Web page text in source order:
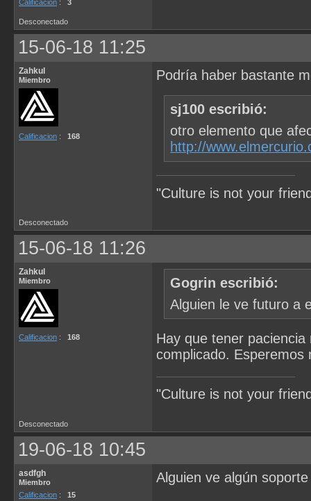
Calificacion : 3
Desconectado
15-06-18 11:25
Zahkul
Miembro
Calificacion : 168
Podría haber bastante
sj100 escribió:
otro elemento que
http://
"Culture is not your
Desconectado
15-06-18 11:26
Zahkul
Miembro
Calificacion : 168
Gogrin escribió:
Alguien le ve futuro a
Hay que tener
complicado.
"Culture is not your
Desconectado
19-06-18 10:45
asdfgh
Miembro
Calificacion : 15
Alguien ve algún